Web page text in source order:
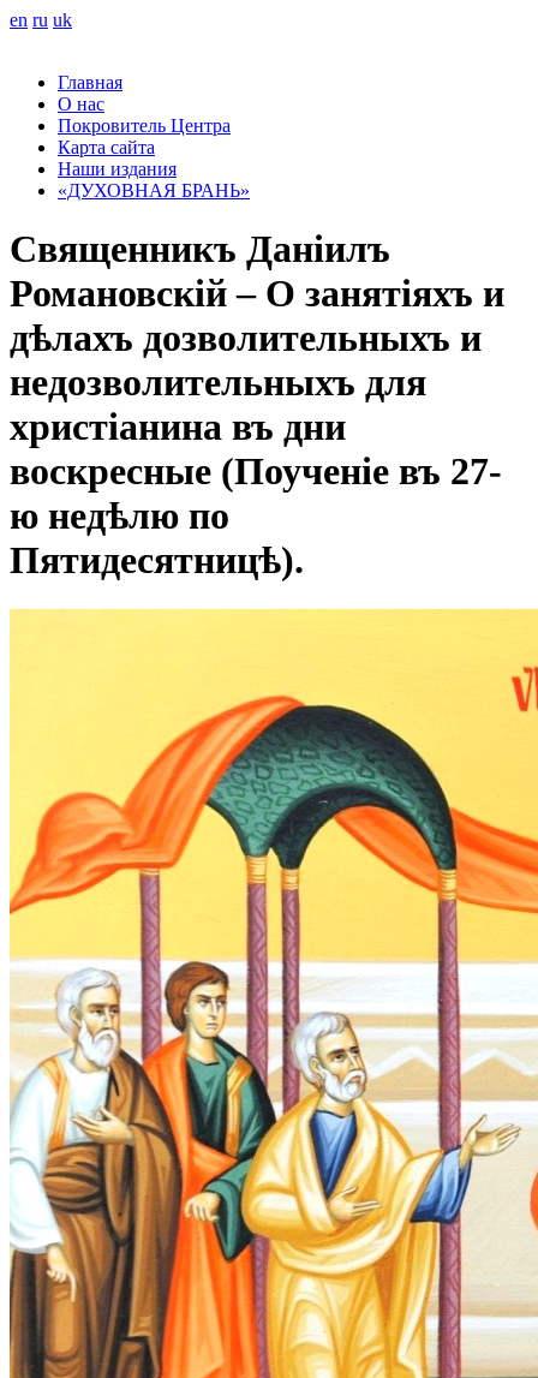
en ru uk
Главная
О нас
Покровитель Центра
Карта сайта
Наши издания
«ДУХОВНАЯ БРАНЬ»
Священникъ Даніилъ
Романовскій – О занятіяхъ и
дѣлахъ дозволительныхъ и
недозволительныхъ для
христіанина въ дни
воскресные (Поученіе въ 27-
ю недѣлю по
Пятидесятницѣ).